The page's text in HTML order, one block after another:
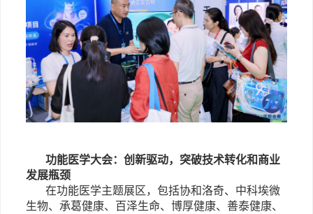
功能医学大会：创新驱动，突破技术转化和商业
发展瓶颈
在功能医学主题展区，包括协和洛奇、中科埃微
生物、承葛健康、百泽生命、博厚健康、善泰健康、